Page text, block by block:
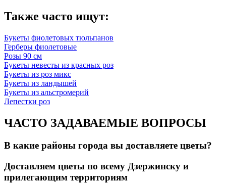
Также часто ищут:
Букеты фиолетовых тюльпанов
Герберы фиолетовые
Розы 90 см
Букеты невесты из красных роз
Букеты из роз микс
Букеты из ландышей
Букеты из альстромерий
Лепестки роз
ЧАСТО ЗАДАВАЕМЫЕ ВОПРОСЫ
В какие районы города вы доставляете цветы?
Доставляем цветы по всему Дзержинску и
прилегающим территориям